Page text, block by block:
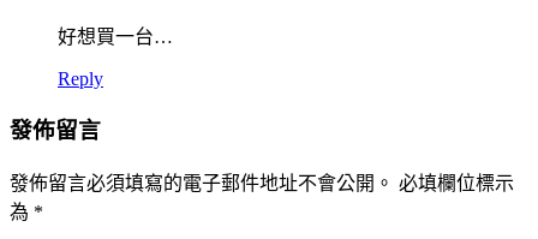
好想買一台…
Reply
發佈留言
發佈留言必須填寫的電子郵件地址不會公開。 必填欄位標示
為 *